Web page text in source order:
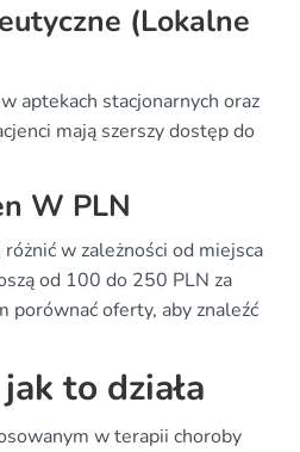
(Lokalne
aptekach stacjonarnych oraz
mają szerszy dostęp do
W PLN
w zależności od miejsca
od 100 do 250 PLN za
porównać oferty, aby znaleźć
to działa
w terapii choroby